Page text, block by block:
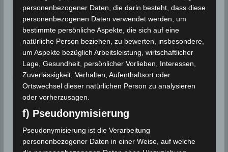
1999
Rekordtemperatur von 45,4°C
gemessen
In Bizerté wird eine Rekordtemperatur von
45,4°C gemessen. Dieser Rekord…
Wettergeschehen (Meteorologie) Weiterlesen
personenbezogener Daten, die darin besteht, dass diese
personenbezogenen Daten verwendet werden, um
bestimmte persönliche Aspekte, die sich auf eine
natürliche Person beziehen, zu bewerten, insbesondere,
um Aspekte bezüglich Arbeitsleistung, wirtschaftlicher
Lage, Gesundheit, persönlicher Vorlieben, Interessen,
Zuverlässigkeit, Verhalten, Aufenthaltsort oder
Ortswechsel dieser natürlichen Person zu analysieren
oder vorherzusagen.
f) Pseudonymisierung
Pseudonymisierung ist die Verarbeitung
personenbezogener Daten in einer Weise, auf welche